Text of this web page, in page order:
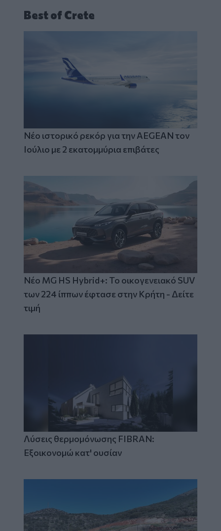
Best of Crete
Νέο ιστορικό ρεκόρ για την AEGEAN τον
Ιούλιο με 2 εκατομμύρια επιβάτες
Νέο MG HS Hybrid+: Το οικογενειακό SUV
των 224 ίππων έφτασε στην Κρήτη - Δείτε
τιμή
Λύσεις θερμομόνωσης FIBRAN:
Εξοικονομώ κατ' ουσίαν